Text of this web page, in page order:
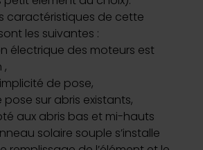
caractéristiques de cette
les suivantes :
électrique des moteurs est
,
de pose,
pose sur abris existants,
aux abris bas et mi-hauts
solaire souple s’installe